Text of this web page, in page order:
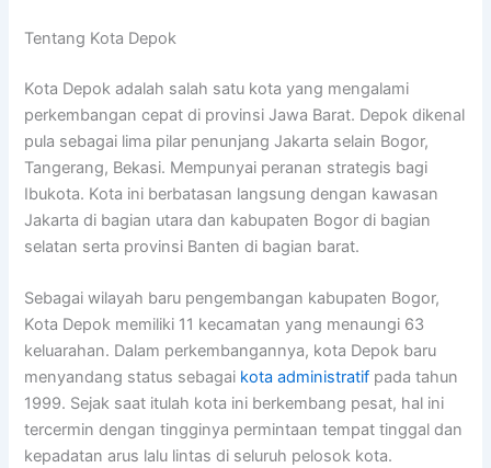
Tentang Kota Depok
Kota Depok adalah salah satu kota yang mengalami
perkembangan cepat di provinsi Jawa Barat. Depok dikenal
pula sebagai lima pilar penunjang Jakarta selain Bogor,
Tangerang, Bekasi. Mempunyai peranan strategis bagi
Ibukota. Kota ini berbatasan langsung dengan kawasan
Jakarta di bagian utara dan kabupaten Bogor di bagian
selatan serta provinsi Banten di bagian barat.
Sebagai wilayah baru pengembangan kabupaten Bogor,
Kota Depok memiliki 11 kecamatan yang menaungi 63
keluarahan. Dalam perkembangannya, kota Depok baru
menyandang status sebagai kota administratif pada tahun
1999. Sejak saat itulah kota ini berkembang pesat, hal ini
tercermin dengan tingginya permintaan tempat tinggal dan
kepadatan arus lalu lintas di seluruh pelosok kota.